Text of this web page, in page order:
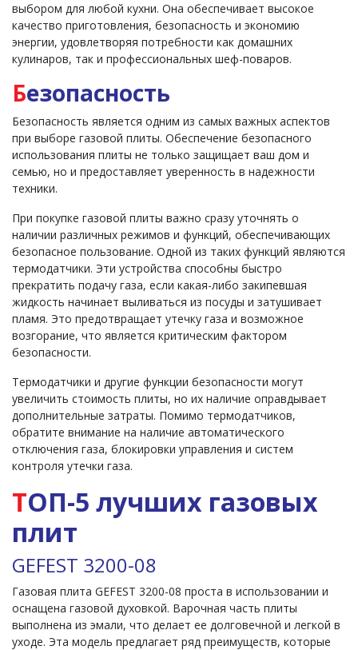
выбором для любой кухни. Она обеспечивает высокое
качество приготовления, безопасность и экономию
энергии, удовлетворяя потребности как домашних
кулинаров, так и профессиональных шеф-поваров.
Безопасность
Безопасность является одним из самых важных аспектов
при выборе газовой плиты. Обеспечение безопасного
использования плиты не только защищает ваш дом и
семью, но и предоставляет уверенность в надежности
техники.
При покупке газовой плиты важно сразу уточнять о
наличии различных режимов и функций, обеспечивающих
безопасное пользование. Одной из таких функций являются
термодатчики. Эти устройства способны быстро
прекратить подачу газа, если какая-либо закипевшая
жидкость начинает выливаться из посуды и затушивает
пламя. Это предотвращает утечку газа и возможное
возгорание, что является критическим фактором
безопасности.
Термодатчики и другие функции безопасности могут
увеличить стоимость плиты, но их наличие оправдывает
дополнительные затраты. Помимо термодатчиков,
обратите внимание на наличие автоматического
отключения газа, блокировки управления и систем
контроля утечки газа.
ТОП-5 лучших газовых
плит
GEFEST 3200-08
Газовая плита GEFEST 3200-08 проста в использовании и
оснащена газовой духовкой. Варочная часть плиты
выполнена из эмали, что делает ее долговечной и легкой в
уходе. Эта модель предлагает ряд преимуществ, которые